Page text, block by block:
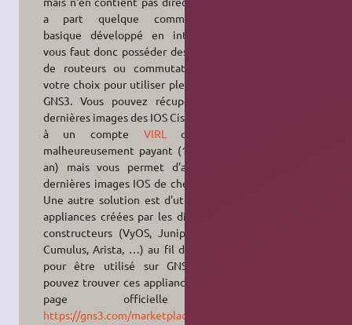
a part quelque commutateurs
basique développé en interne, il
vous faut donc posséder des images
de routeurs ou commutateurs de
votre choix pour utiliser pleinement
GNS3. Vous pouvez récupérer les
dernières images des IOS Cisco grâce
à un compte VIRL
qui est
malheureusement payant (199$ par
an) mais vous permet d'avoir les
dernières images IOS de chez Cisco.
Une autre solution est d'utiliser les
appliances créées par les différents
constructeurs (VyOS, Juniper, FRR,
Cumulus, Arista, …) au fil du temps
pour être utilisé sur GNS3, vous
pouvez trouver ces appliances sur la
page officielle :
https://gns3.com/marketplace/appliances